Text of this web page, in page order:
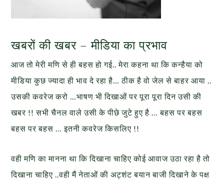
खबरों की खबर – मीडिया का प्रभाव
आज तो मेरी मणि से ही बहस हो गई.. मेरा कहना था कि कन्हैया को
मीडिया कुछ ज्यादा ही भाव दे रहा है… ठीक है वो जेल से बाहर आया ..
उसकी कवरेज करो …भाषण भी दिखाओं पर पूरा पूरा दिन उसी की
खबर !! सभी चैनल वाले उसी के पीछे जुटे हुए है … बहस पर बहस
बहस पर बहस … इतनी कवरेज किसलिए !!
वही मणि का मानना था कि दिखाना चाहिए कोई आवाज उठा रहा है तो
दिखाना चाहिए ..वही मैं नेताओं की अट्शंट बयान बाजी दिखाने के पक्ष